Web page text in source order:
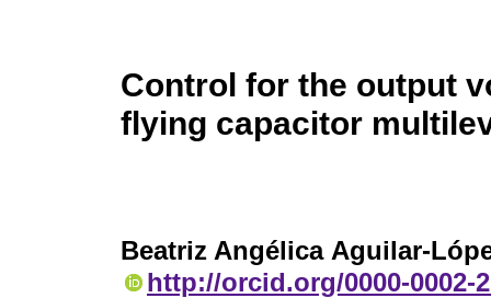
Control for the output
flying capacitor
Beatriz Angélica Aguilar-
http://orcid.org/0000-0002-